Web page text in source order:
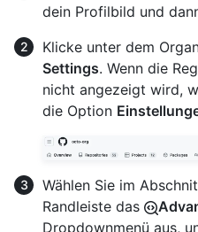
dein Profilbild und
Klicke unter dem
Settings. Wenn die
nicht angezeigt wird,
die Option
Wählen Sie im
Randleiste das
Dropdownmenü aus,